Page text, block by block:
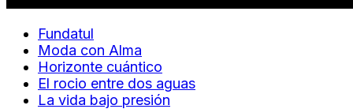
Fundatul
Moda con Alma
Horizonte cuántico
El rocio entre dos aguas
La vida bajo presión